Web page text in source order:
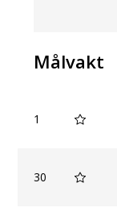
Målvakt
1
30